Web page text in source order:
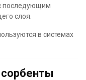
последующим
слоя.
в системах